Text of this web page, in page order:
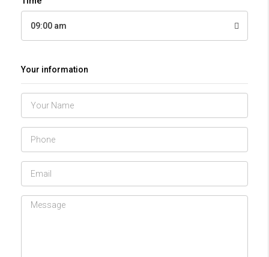
09:00 am
Your information